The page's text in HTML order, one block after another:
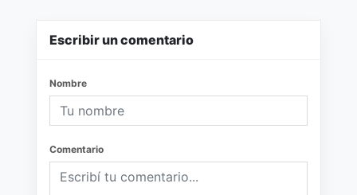
Escribir un comentario
Nombre
Comentario